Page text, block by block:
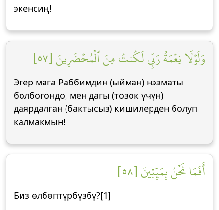
экенсиң!
وَلَوۡلَا نِعۡمَةُ رَبِّي لَكُنتُ مِنَ ٱلۡمُحۡضَرِينَ [٥٧]
Эгер мага Раббимдин (ыйман) нээматы
болбогондо, мен дагы (тозок үчүн)
даярдалган (бактысыз) кишилерден болуп
калмакмын!
أَفَمَا نَحۡنُ بِمَيِّتِينَ [٥٨]
Биз өлбөптүрбүзбү?[1]